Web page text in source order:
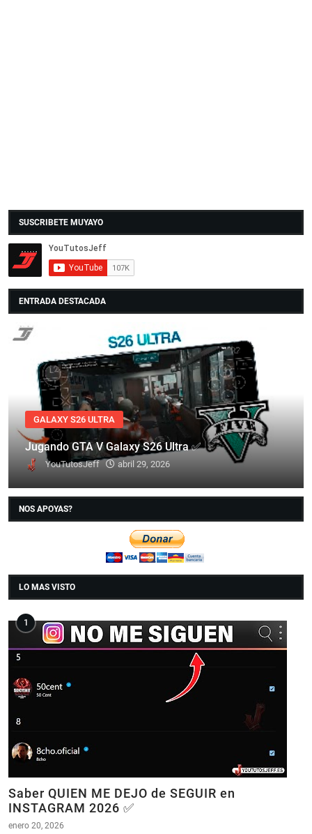
SUSCRIBETE MUYAYO
ENTRADA DESTACADA
GALAXY S26 ULTRA
Jugando GTA V Galaxy S26 Ultra ✅
YouTutosJeff abril 29, 2026
NOS APOYAS?
LO MAS VISTO
Saber QUIEN ME DEJO de SEGUIR en
INSTAGRAM 2026 ✅
enero 20, 2026